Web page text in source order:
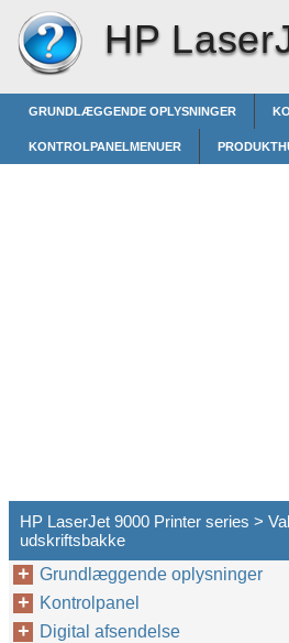
HP
GRUNDLÆGGENDE OPLYSNINGER
KONTROLPANELMENUER
HP LaserJet 9000 Printer series >
udskriftsbakke
Grundlæggende oplysninger
Kontrolpanel
Digital afsendelse